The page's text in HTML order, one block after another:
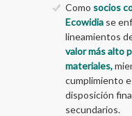
Como socios
Ecowidia se
lineamientos
valor más alto
materiales,
cumplimiento
disposición
secundarios.